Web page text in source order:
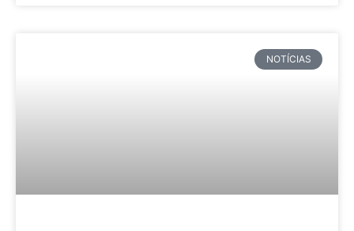
NOTÍCIAS